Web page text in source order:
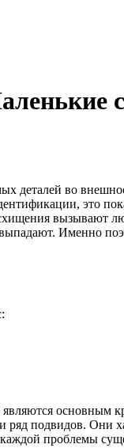
деталей во
это
вызывают
Именно
основным
ряд подвидов. Они
проблемы